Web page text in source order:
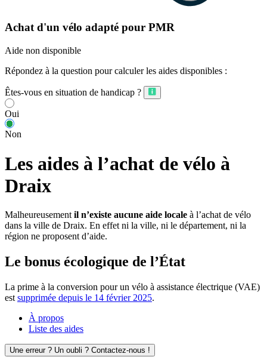
Achat d'un vélo adapté pour PMR
Aide non disponible
Répondez à la question pour calculer les aides disponibles :
Êtes-vous en situation de handicap ?
Oui
Non
Les aides à l’achat de vélo à
Draix
Malheureusement il n’existe aucune aide locale à l’achat de vélo
dans la ville de Draix. En effet ni la ville, ni le département, ni la
région ne proposent d’aide.
Le bonus écologique de l’État
La prime à la conversion pour un vélo à assistance électrique (VAE)
est supprimée depuis le 14 février 2025.
À propos
Liste des aides
Une erreur ? Un oubli ? Contactez-nous !